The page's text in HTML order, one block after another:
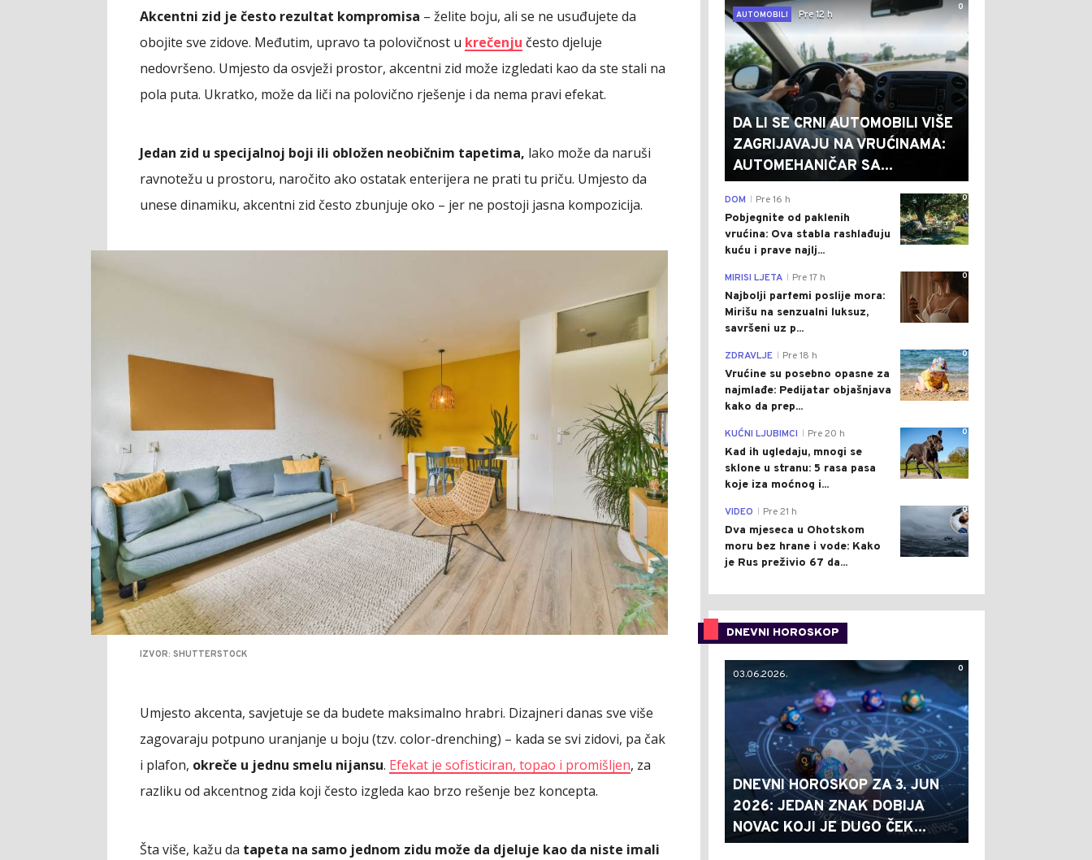
Akcentni zid je često rezultat kompromisa – želite boju, ali se ne usuđujete da
obojite sve zidove. Međutim, upravo ta polovičnost u krečenju često djeluje
nedovršeno. Umjesto da osvježi prostor, akcentni zid može izgledati kao da ste stali na
pola puta. Ukratko, može da liči na polovično rješenje i da nema pravi efekat.
Jedan zid u specijalnoj boji ili obložen neobičnim tapetima, lako može da naruši
ravnotežu u prostoru, naročito ako ostatak enterijera ne prati tu priču. Umjesto da
unese dinamiku, akcentni zid često zbunjuje oko – jer ne postoji jasna kompozicija.
IZVOR: SHUTTERSTOCK
Umjesto akcenta, savjetuje se da budete maksimalno hrabri. Dizajneri danas sve više
zagovaraju potpuno uranjanje u boju (tzv. color-drenching) – kada se svi zidovi, pa čak
i plafon, okreče u jednu smelu nijansu. Efekat je sofisticiran, topao i promišljen, za
razliku od akcentnog zida koji često izgleda kao brzo rešenje bez koncepta.
Šta više, kažu da tapeta na samo jednom zidu može da djeluje kao da niste imali
0
AUTOMOBILI
Pre 12 h
DA LI SE CRNI AUTOMOBILI VIŠE
ZAGRIJAVAJU NA VRUĆINAMA:
AUTOMEHANIČAR SA...
0
DOM Pre 16 h
Pobjegnite od paklenih
vrućina: Ova stabla rashlađuju
kuću i prave najlj...
0
MIRISI LJETA Pre 17 h
Najbolji parfemi poslije mora:
Mirišu na senzualni luksuz,
savršeni uz p...
0
ZDRAVLJE Pre 18 h
Vrućine su posebno opasne za
najmlađe: Pedijatar objašnjava
kako da prep...
0
KUĆNI LJUBIMCI Pre 20 h
Kad ih ugledaju, mnogi se
sklone u stranu: 5 rasa pasa
koje iza moćnog i...
0
VIDEO Pre 21 h
Dva mjeseca u Ohotskom
moru bez hrane i vode: Kako
je Rus preživio 67 da...
DNEVNI HOROSKOP
0
03.06.2026.
DNEVNI HOROSKOP ZA 3. JUN
2026: JEDAN ZNAK DOBIJA
NOVAC KOJI JE DUGO ČEK...